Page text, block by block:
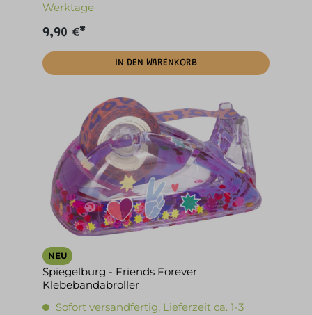
Werktage
9,90 €*
IN DEN WARENKORB
NEU
Spiegelburg - Friends Forever
Klebebandabroller
Sofort versandfertig, Lieferzeit ca. 1-3